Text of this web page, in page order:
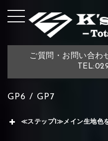
ご質問・お問い合わ
GP6 / GP7
≪ステップ1≫メイン生地色